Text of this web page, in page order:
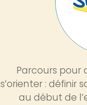
Image
Parcours pour
s’orienter : définir
au début de